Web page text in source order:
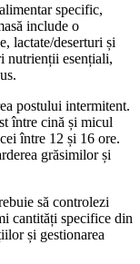
specific,
include o
lactate/deserturi și
nutrienții esențiali,
postului intermitent.
între cină și micul
între 12 și 16 ore.
grăsimilor și
să controlezi
cantități specifice din
și gestionarea